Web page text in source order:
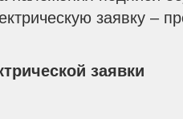
заявку –
заявки